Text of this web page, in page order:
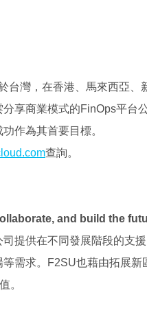
台灣，在香港、馬來西亞
享商業模式的FinOps平台
作為其首要目標。
查詢。
and build the
提供在不同發展階段的支
需求。
F2SU也藉由拓展新
。